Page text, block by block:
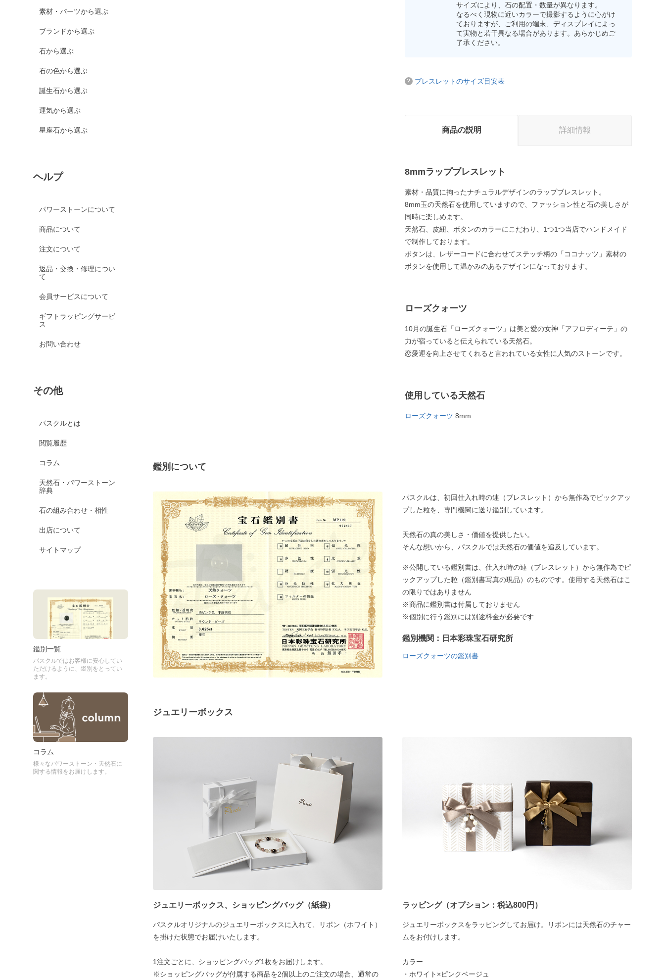
素材・パーツから選ぶ
ブランドから選ぶ
石から選ぶ
石の色から選ぶ
誕生石から選ぶ
運気から選ぶ
星座石から選ぶ
ヘルプ
パワーストーンについて
商品について
注文について
返品・交換・修理につい
て
会員サービスについて
ギフトラッピングサービ
ス
お問い合わせ
その他
パスクルとは
閲覧履歴
コラム
天然石・パワーストーン
辞典
石の組み合わせ・相性
出店について
サイトマップ
鑑別一覧
パスクルではお客様に安心してい
ただけるように、鑑別をとってい
ます。
コラム
様々なパワーストーン・天然石に
関する情報をお届けします。
サイズにより、石の配置・数量が異なります。
なるべく現物に近いカラーで撮影するように心がけ
ておりますが、ご利用の端末、ディスプレイによっ
て実物と若干異なる場合があります。あらかじめご
了承ください。
ブレスレットのサイズ目安表
商品の説明 詳細情報
8mmラップブレスレット
素材・品質に拘ったナチュラルデザインのラップブレスレット。
8mm玉の天然石を使用していますので、ファッション性と石の美しさが
同時に楽しめます。
天然石、皮紐、ボタンのカラーにこだわり、1つ1つ当店でハンドメイド
で制作しております。
ボタンは、レザーコードに合わせてステッチ柄の「ココナッツ」素材の
ボタンを使用して温かみのあるデザインになっております。
ローズクォーツ
10月の誕生石「ローズクォーツ」は美と愛の女神「アフロディーテ」の
力が宿っていると伝えられている天然石。
恋愛運を向上させてくれると言われている女性に人気のストーンです。
使用している天然石
ローズクォーツ 8mm
鑑別について
パスクルは、初回仕入れ時の連（ブレスレット）から無作為でピックアッ
プした粒を、専門機関に送り鑑別しています。
天然石の真の美しさ・価値を提供したい。
そんな想いから、パスクルでは天然石の価値を追及しています。
※公開している鑑別書は、仕入れ時の連（ブレスレット）から無作為でピ
ックアップした粒（鑑別書写真の現品）のものです。使用する天然石はこ
の限りではありません
※商品に鑑別書は付属しておりません
※個別に行う鑑別には別途料金が必要です
鑑別機関：日本彩珠宝石研究所
ローズクォーツの鑑別書
ジュエリーボックス
ジュエリーボックス、ショッピングバッグ（紙袋）
パスクルオリジナルのジュエリーボックスに入れて、リボン（ホワイト）
を掛けた状態でお届けいたします。
1注文ごとに、ショッピングバッグ1枚をお届けします。
※ショッピングバッグが付属する商品を2個以上のご注文の場合、通常の
ラッピング（オプション：税込800円）
ジュエリーボックスをラッピングしてお届け。リボンには天然石のチャー
ムをお付けします。
カラー
・ホワイト×ピンクベージュ